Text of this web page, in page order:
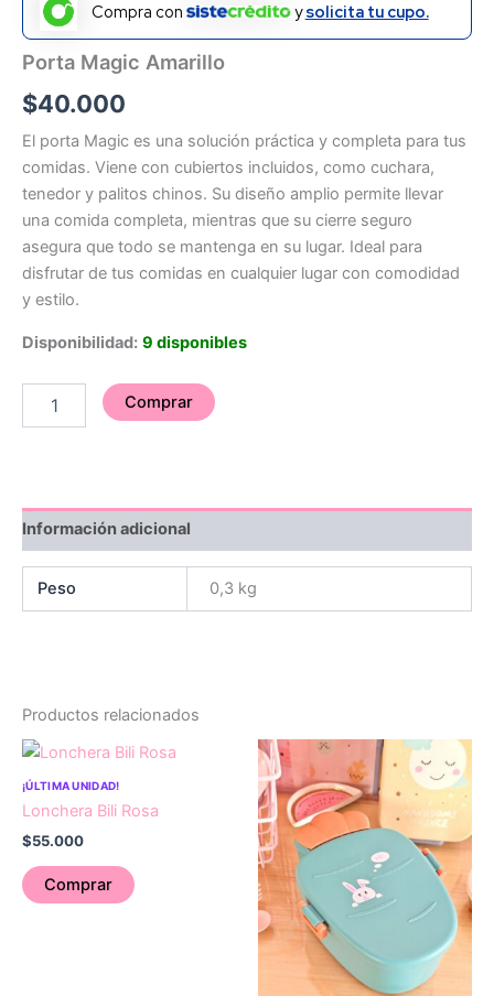
Compra con ysolicita tu cupo.
Porta Magic Amarillo
$40.000
El porta Magic es una solución práctica y completa para tus
comidas. Viene con cubiertos incluidos, como cuchara,
tenedor y palitos chinos. Su diseño amplio permite llevar
una comida completa, mientras que su cierre seguro
asegura que todo se mantenga en su lugar. Ideal para
disfrutar de tus comidas en cualquier lugar con comodidad
y estilo.
Disponibilidad: 9 disponibles
Comprar
Información adicional
Peso 0,3 kg
Productos relacionados
¡ÚLTIMA UNIDAD!
Lonchera Bili Rosa
$55.000
Comprar